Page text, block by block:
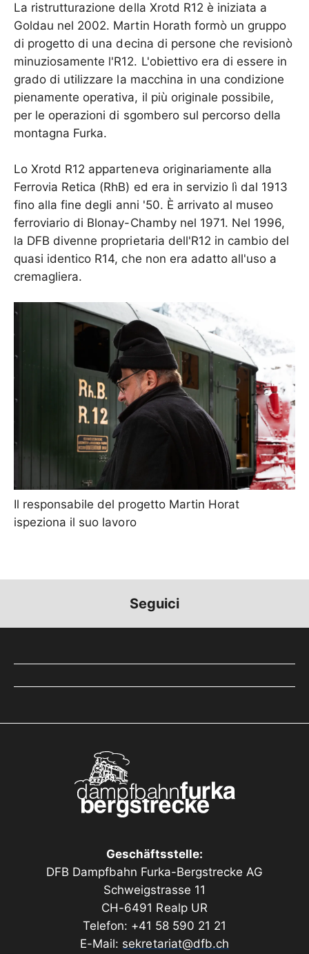
La ristrutturazione della Xrotd R12 è iniziata a
Goldau nel 2002. Martin Horath formò un gruppo
di progetto di una decina di persone che revisionò
minuziosamente l'R12. L'obiettivo era di essere in
grado di utilizzare la macchina in una condizione
pienamente operativa, il più originale possibile,
per le operazioni di sgombero sul percorso della
montagna Furka.
Lo Xrotd R12 apparteneva originariamente alla
Ferrovia Retica (RhB) ed era in servizio lì dal 1913
fino alla fine degli anni '50. È arrivato al museo
ferroviario di Blonay-Chamby nel 1971. Nel 1996,
la DFB divenne proprietaria dell'R12 in cambio del
quasi identico R14, che non era adatto all'uso a
cremagliera.
Il responsabile del progetto Martin Horat
ispeziona il suo lavoro
Seguici
Geschäftsstelle:
DFB Dampfbahn Furka-Bergstrecke AG
Schweigstrasse 11
CH-6491 Realp UR
Telefon: +41 58 590 21 21
E-Mail: sekretariat@dfb.ch